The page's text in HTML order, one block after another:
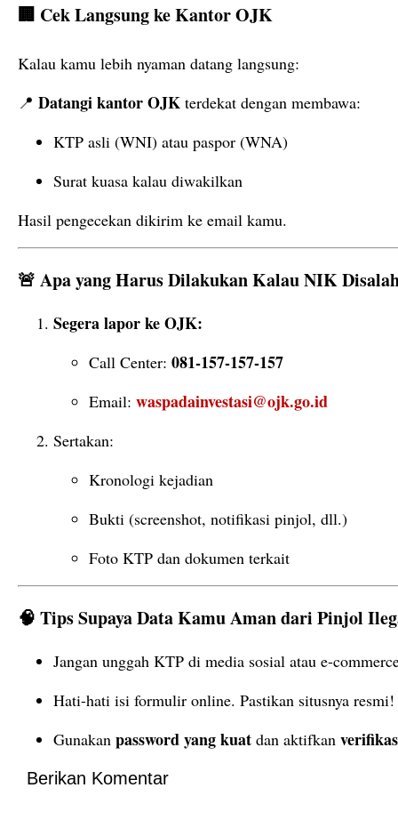
🏢 CekLangsungkeKantorOJK
Kalau kamu lebih nyaman datang langsung:
📍 DatangikantorOJK terdekat dengan membawa:
KTP asli (WNI) atau paspor (WNA)
Surat kuasa kalau diwakilkan
Hasil pengecekan dikirim ke email kamu.
🚨 ApayangHarusDilakukanKalauNIK
SegeralaporkeOJK:
Call Center: 081-157-157-157
Email: waspadainvestasi@ojk.go.id
Sertakan:
Kronologi kejadian
Bukti (screenshot, notifikasi pinjol, dll.)
Foto KTP dan dokumen terkait
🧠 TipsSupayaDataKamuAmandari Pinjol
Jangan unggah KTP di media sosial atau e-
Hati-hati isi formulir online. Pastikan situsnya resmi!
Gunakan passwordyangkuat dan aktifkan
Berikan Komentar